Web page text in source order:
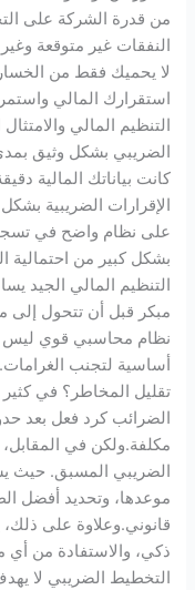
من قدرة الشركة على
النفقات غير متوقعة
لا يحميك فقط من
استقرارك المالي
التنظيم المالي
الضريبي بشكل وثيق
كانت بياناتك المالية
الإقرارات الضريبية
على نظام واضح في
بشكل كبير من احتمالية
التنظيم المالي
مبكر قبل أن تتحول إلى
نظام محاسبي قوي ليس
أساسية لتجنب
تقليل المخاطر؟ في
الضرائب كرد فعل بعد
مكلفة.ولكن في
الضريبي المسبق. حيث
موعدها، وتحديد أفضل
قانوني.وعلاوة على
ذكي، والاستفادة من أي
التخطيط الضريبي لا